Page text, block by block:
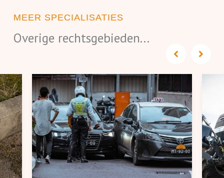
MEER SPECIALISATIES
Overige rechtsgebieden...